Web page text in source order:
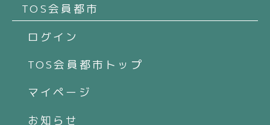
TOS会員都市
ログイン
TOS会員都市トップ
マイページ
お知らせ